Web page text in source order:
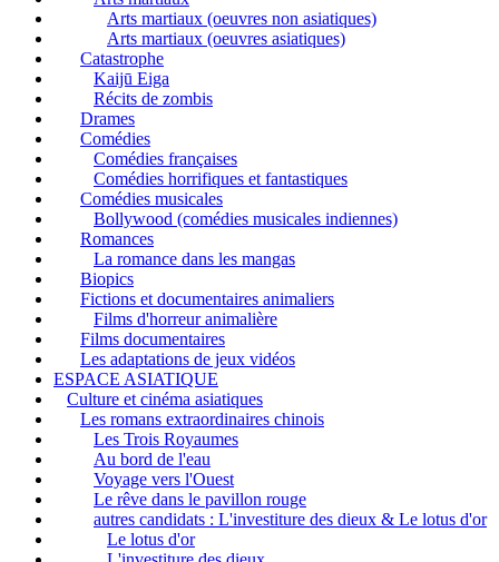
Arts martiaux (oeuvres non asiatiques)
Arts martiaux (oeuvres asiatiques)
Catastrophe
Kaijū Eiga
Récits de zombis
Drames
Comédies
Comédies françaises
Comédies horrifiques et fantastiques
Comédies musicales
Bollywood (comédies musicales indiennes)
Romances
La romance dans les mangas
Biopics
Fictions et documentaires animaliers
Films d'horreur animalière
Films documentaires
Les adaptations de jeux vidéos
ESPACE ASIATIQUE
Culture et cinéma asiatiques
Les romans extraordinaires chinois
Les Trois Royaumes
Au bord de l'eau
Voyage vers l'Ouest
Le rêve dans le pavillon rouge
autres candidats : L'investiture des dieux & Le lotus d'or
Le lotus d'or